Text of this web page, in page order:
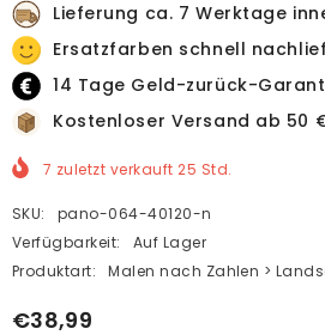
Lieferung ca. 7 Werktage
Ersatzfarben schnell
14 Tage Geld-zurück-
Kostenloser Versand ab 50 €
7 zuletzt verkauft25 Std.
SKU:
pano-064-40120-n
Verfügbarkeit:
Auf Lager
Produktart:
Malen nach Zahlen >
€38,99